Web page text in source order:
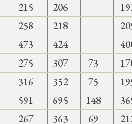
215 206
258 218
473 424
275 307 73
316 352 75
591 695 148
267 363 69